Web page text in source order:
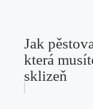
Jak
která
sklizeň